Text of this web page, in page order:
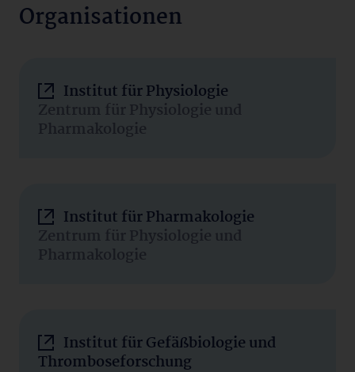
Organisationen
Institut für Physiologie
Zentrum für Physiologie und
Pharmakologie
Institut für Pharmakologie
Zentrum für Physiologie und
Pharmakologie
Institut für Gefäßbiologie und
Thromboseforschung